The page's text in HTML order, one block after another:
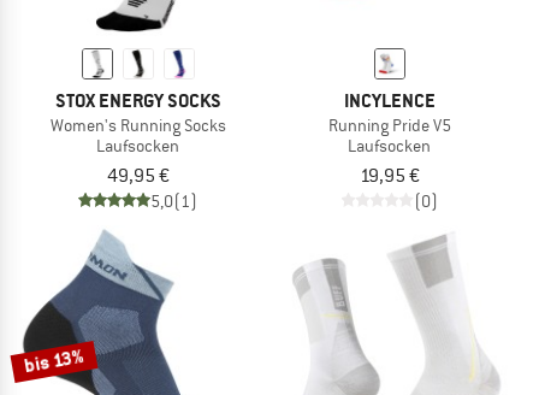
STOX ENERGY SOCKS
Women's Running Socks
Laufsocken
49,95 €
5,0(1)
INCYLENCE
Running Pride V5
Laufsocken
19,95 €
(0)
bis 13%